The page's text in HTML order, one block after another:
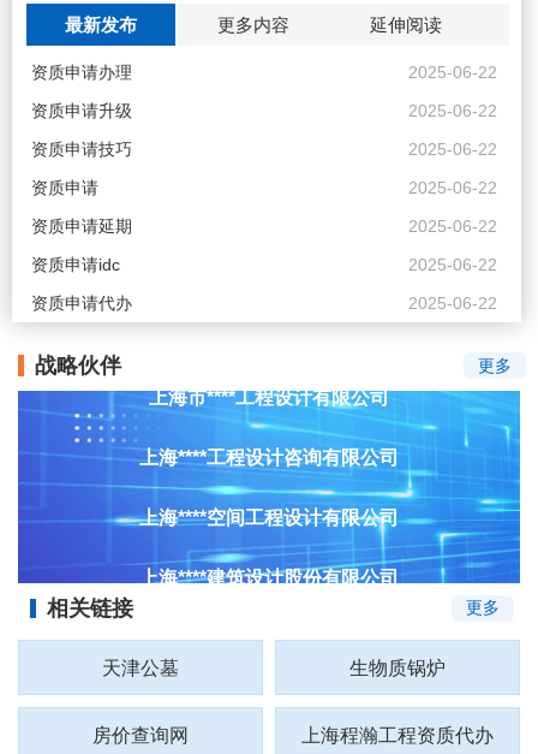
最新发布 更多内容 延伸阅读
资质申请办理
2025-06-22
资质申请升级
2025-06-22
资质申请技巧
2025-06-22
资质申请
2025-06-22
资质申请延期
2025-06-22
资质申请idc
2025-06-22
资质申请代办
2025-06-22
战略伙伴 更多
上海****建筑设计事务所股份有限公司
上海****建设工程设计研究有限公司
上海****城市规划工程设计股份有限公司
上海市****水利工程设计研究院有限公司
上海****工程设计咨询有限公司
上海****空间工程设计有限公司
上海****建筑设计股份有限公司
上海****建筑与工程设计有限公司
相关链接 更多
天津公墓 生物质锅炉
房价查询网 上海程瀚工程资质代办